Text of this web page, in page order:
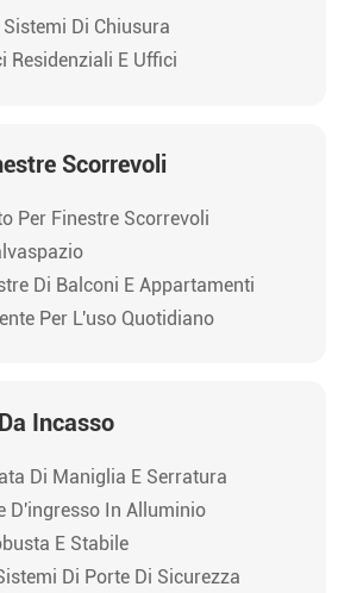
Di Chiusura
Residenziali E Uffici
Scorrevoli
Per Finestre Scorrevoli
Di Balconi E Appartamenti
Per L'uso Quotidiano
Incasso
Di Maniglia E Serratura
D'ingresso In Alluminio
E Stabile
Di Porte Di Sicurezza